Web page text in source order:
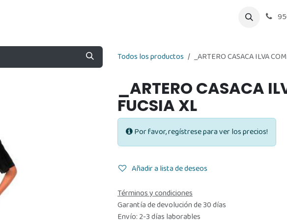
Todos los productos _ARTERO CASACA ILVA
_ARTERO CASACA
FUCSIA XL
Por favor, regístrese para ver los precios!
Añadir a lista de deseos
Términos y condiciones
Garantía de devolución de 30 días
Envío: 2-3 días laborables